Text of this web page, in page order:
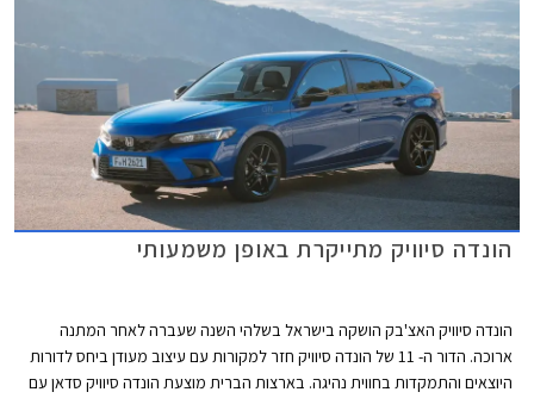
הונדה סיוויק מתייקרת באופן משמעותי
הונדה סיוויק האצ'בק הושקה בישראל בשלהי השנה שעברה לאחר המתנה
ארוכה. הדור ה- 11 של הונדה סיוויק חזר למקורות עם עיצוב מעודן ביחס לדורות
היוצאים והתמקדות בחווית נהיגה. בארצות הברית מוצעת הונדה סיוויק סדאן עם